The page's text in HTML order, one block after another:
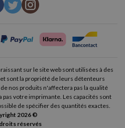
de leurs impressions est
disponibles dans notre boutique
d'une série de contrôles
fonctionnement et leur
imprimantes pour lesquelles ils ont
les meilleurs fournisseurs de
sur le site web sont utilisées à des
sont la propriété de leurs détenteurs
nos produits n'affectera pas la qualité
votre imprimante. Les capacités sont
de spécifier des quantités exactes.
2026 ©
réservés